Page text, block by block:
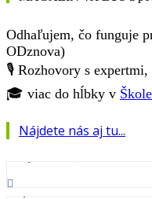
Odhaľujem, čo funguje
ODznova)
🎙️ Rozhovory s
🎓 viac do hĺbky v
Nájdete nás aj tu...